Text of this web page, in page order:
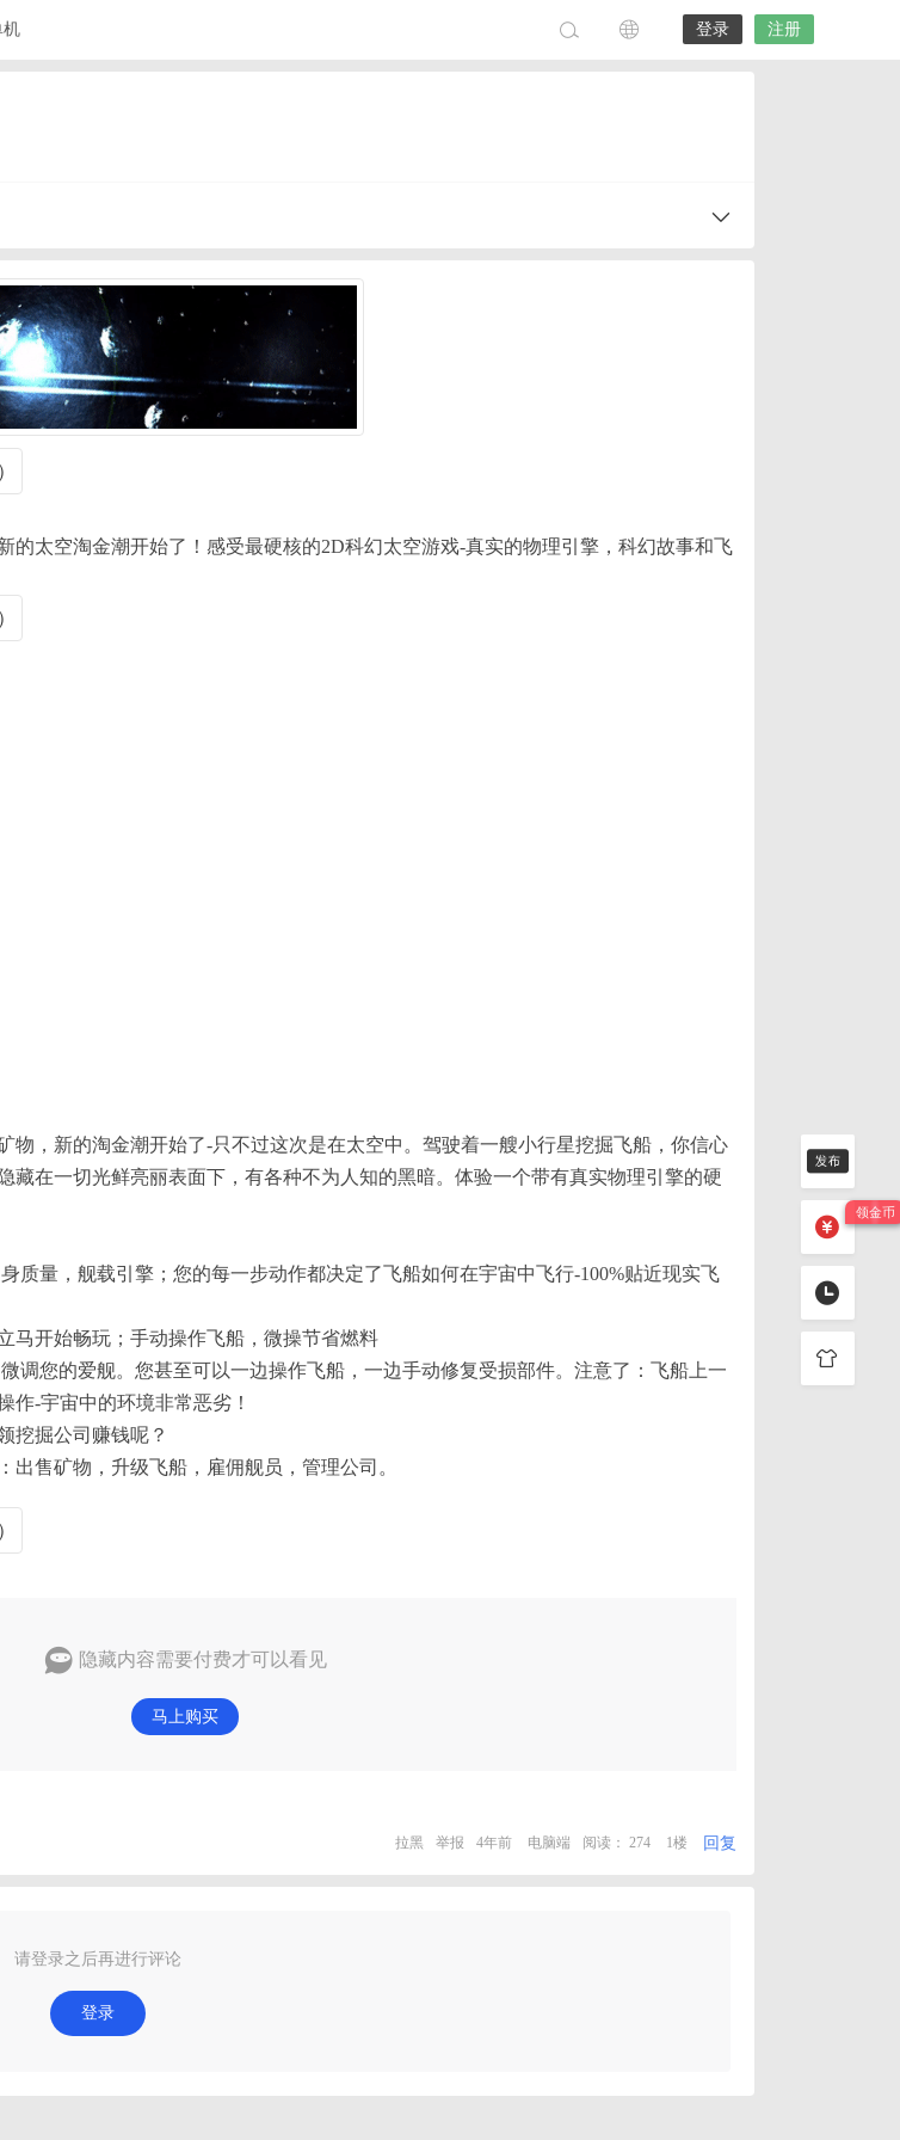
机 登录 注册
的太空淘金潮开始了！感受最硬核的2D科幻太空游戏-真实的物理引擎，科幻故事和飞
物，新的淘金潮开始了-只不过这次是在太空中。驾驶着一艘小行星挖掘飞船，你信心
藏在一切光鲜亮丽表面下，有各种不为人知的黑暗。体验一个带有真实物理引擎的硬
质量，舰载引擎；您的每一步动作都决定了飞船如何在宇宙中飞行-100%贴近现实飞
马开始畅玩；手动操作飞船，微操节省燃料
调您的爱舰。您甚至可以一边操作飞船，一边手动修复受损部件。注意了：飞船上一
作-宇宙中的环境非常恶劣！
挖掘公司赚钱呢？
售矿物，升级飞船，雇佣舰员，管理公司。
隐藏内容需要付费才可以看见
马上购买
拉黑 举报 4年前 电脑端 阅读： 274 1楼 回复
请登录之后再进行评论
登录